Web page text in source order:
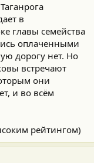
в
главы семейства
оплаченными
дорогу нет. Но
встречают
они
и во всём
рейтингом)